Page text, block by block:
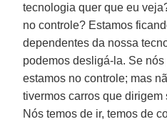
tecnologia quer que eu
no controle? Estamos
dependentes da nossa
podemos desligá-la. Se
estamos no controle; mas
tivermos carros que dirigem
Nós temos de ir, temos de